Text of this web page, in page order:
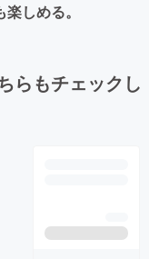
しめる。
らもチェックし